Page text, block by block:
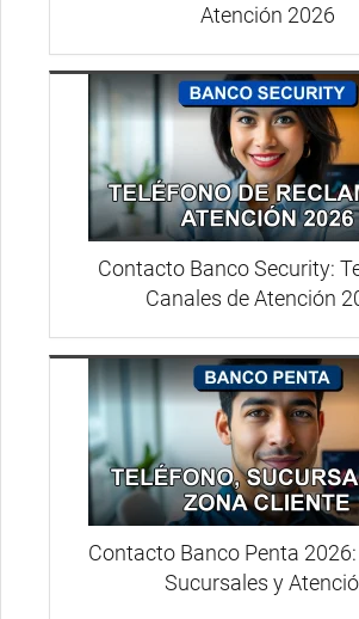
Atención 2026
Contacto Banco Security:
Canales de Atención
Contacto Banco Penta
Sucursales y